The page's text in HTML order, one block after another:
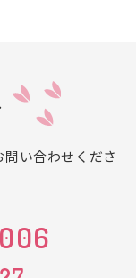
い合わせくださ